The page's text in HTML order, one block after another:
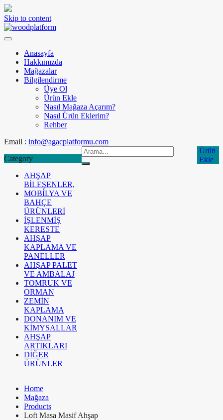
Skip to content
Anasayfa
Hakkımızda
Mağazalar
Bilgilendirme
Üye Ol
Ürün Ekle
Nasıl Mağaza Açarım?
Nasıl Ürün Eklerim?
Rehber
Email : info@agacplatformu.com
Category
AHŞAP
BİLEŞENLER,
MOBİLYA VE
BAHÇE
ÜRÜNLERİ
İŞLENMİŞ
KERESTE
AHŞAP
KAPLAMA VE
PANELLER
AHŞAP PALET
VE AMBALAJ
TOMRUK VE
ORMAN
ZEMİN
KAPLAMA
DONANIM VE
KİMYSALLAR
AHŞAP
ARTIKLARI
DİĞER
ÜRÜNLER
Ürün
Ekle
Home
Mağaza
Products
Loft Masa Masif Ahşap